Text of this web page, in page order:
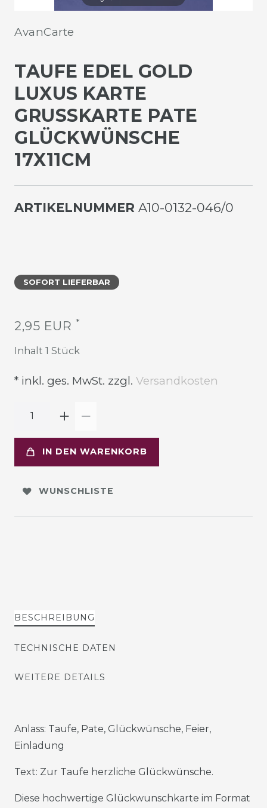
AvanCarte
TAUFE EDEL GOLD
LUXUS KARTE
GRUSSKARTE PATE G
LÜCKWÜNSCHE 1
7X11CM
ARTIKELNUMMER A10-0132-046/0
SOFORT LIEFERBAR
2,95 EUR *
Inhalt 1 Stück
* inkl. ges. MwSt. zzgl. Versandkosten
IN DEN WARENKORB
WUNSCHLISTE
BESCHREIBUNG
TECHNISCHE DATEN
WEITERE DETAILS
Anlass: Taufe, Pate, Glückwünsche, Feier,
Einladung
Text: Zur Taufe herzliche Glückwünsche.
Diese hochwertige Glückwunschkarte im Format